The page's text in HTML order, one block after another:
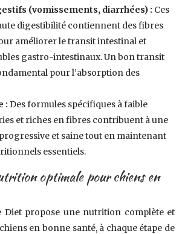
(vomissements, diarrhées) : Ces
digestibilité contiennent des fibres
améliorer le transit intestinal et
gastro-intestinaux. Un bon transit
pour l’absorption des
: Des formules spécifiques à faible
et riches en fibres contribuent à une
et saine tout en maintenant
essentiels.
optimale pour chiens en
Diet propose une nutrition complète et
en bonne santé, à chaque étape de